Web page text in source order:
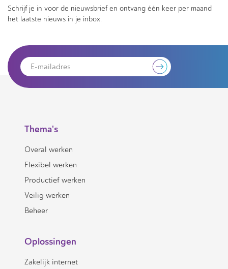
Schrijf je in voor de nieuwsbrief en ontvang één keer per maand
het laatste nieuws in je inbox.
Thema's
Overal werken
Flexibel werken
Productief werken
Veilig werken
Beheer
Oplossingen
Zakelijk internet